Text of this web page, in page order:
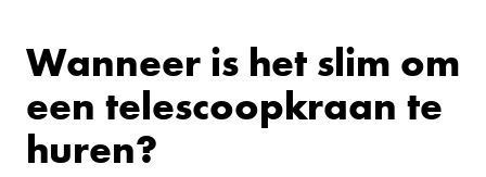
Wanneer is het slim om
een telescoopkraan te
huren?